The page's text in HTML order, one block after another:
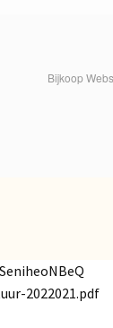
Bijkoop
2022021.pdf